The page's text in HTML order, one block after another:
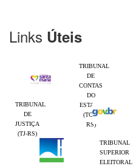
Links Úteis
TRIBUNAL
DE
CONTAS
DO
ESTADO
(TCE-
RS)
TRIBUNAL
DE
JUSTIÇA
(TJ-RS)
TRIBUNAL
SUPERIOR
ELEITORAL